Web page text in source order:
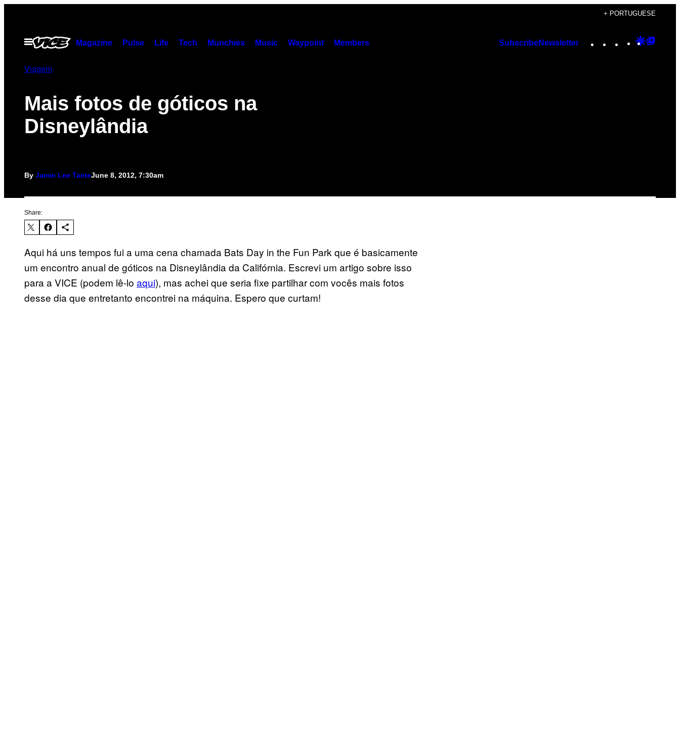
content
+ PORTUGUESE
Open
Menu
Magazine Pulse Life Tech Munchies Music Waypoint Members SubscribeNewsletter Instagram
TikTok
YouTube
Google
Viagem
Mais fotos de góticos na
Disneylândia
By Jamie Lee TaeteJune 8, 2012, 7:30am
Share:
Aqui há uns tempos fui a uma cena chamada Bats Day in the Fun Park que é basicamente
um encontro anual de góticos na Disneylândia da Califórnia. Escrevi um artigo sobre isso
para a VICE (podem lê-lo aqui), mas achei que seria fixe partilhar com vocês mais fotos
desse dia que entretanto encontrei na máquina. Espero que curtam!